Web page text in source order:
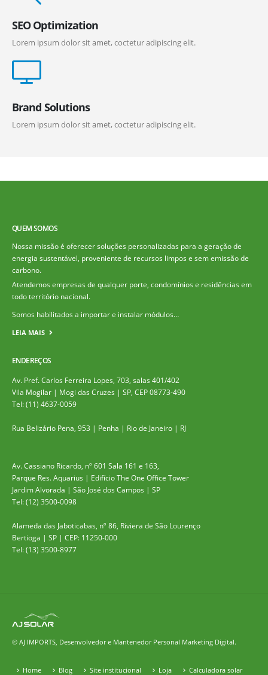
SEO Optimization
Lorem ipsum dolor sit amet, coctetur adipiscing elit.
Brand Solutions
Lorem ipsum dolor sit amet, coctetur adipiscing elit.
QUEM SOMOS
Nossa missão é oferecer soluções personalizadas para a geração de
energia sustentável, proveniente de recursos limpos e sem emissão de
carbono.
Atendemos empresas de qualquer porte, condomínios e residências em
todo território nacional.
Somos habilitados a importar e instalar módulos…
LEIA MAIS
ENDEREÇOS
Av. Pref. Carlos Ferreira Lopes, 703, salas 401/402
Vila Mogilar | Mogi das Cruzes | SP, CEP 08773-490
Tel: (11) 4637-0059
Rua Belizário Pena, 953 | Penha | Rio de Janeiro | RJ
Av. Cassiano Ricardo, nº 601 Sala 161 e 163,
Parque Res. Aquarius | Edifício The One Office Tower
Jardim Alvorada | São José dos Campos | SP
Tel: (12) 3500-0098
Alameda das Jaboticabas, nº 86, Riviera de São Lourenço
Bertioga | SP | CEP: 11250-000
Tel: (13) 3500-8977
© AJ IMPORTS, Desenvolvedor e Mantenedor Personal Marketing Digital.
Home Blog Site institucional Loja Calculadora solar